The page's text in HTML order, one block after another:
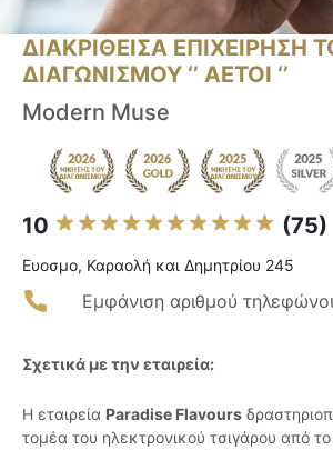
ΔΙΑΚΡΙΘΕΙΣΑ ΕΠΙΧΕΙΡΗΣΗ
ΔΙΑΓΩΝΙΣΜΟΥ ‘’ ΑΕΤΟΙ ‘’
Modern Muse
10 (75)
Ευοσμο, Καραολή και Δημητρίου 245
Εμφάνιση αριθμού
Σχετικά με την εταιρεία:
Η εταιρεία Paradise Flavours
τομέα του ηλεκτρονικού τσιγάρου από